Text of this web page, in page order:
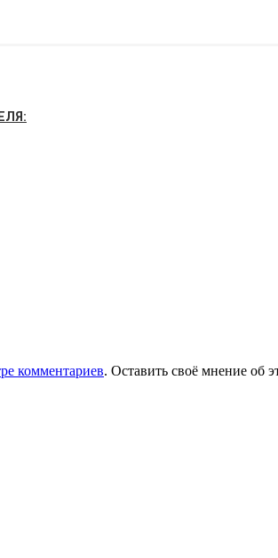
комментариев. Оставить своё мнение об